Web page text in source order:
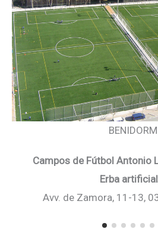
BENIDORM
Campos de Fútbol Antonio
Erba
Avv. de Zamora, 11-13,